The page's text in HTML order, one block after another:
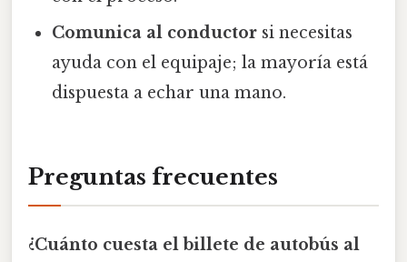
Comunica al conductor si necesitas
ayuda con el equipaje; la mayoría está
dispuesta a echar una mano.
Preguntas frecuentes
¿Cuánto cuesta el billete de autobús al